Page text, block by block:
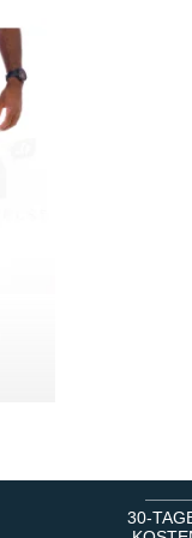
30-